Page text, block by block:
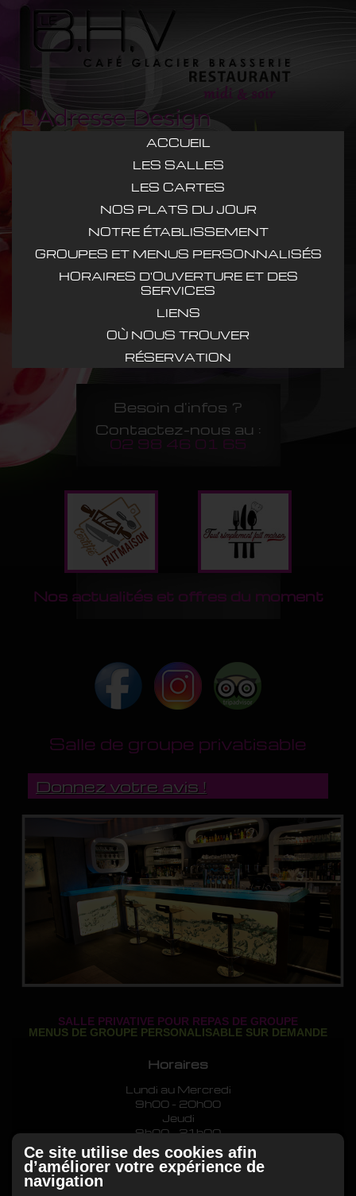
L'Adresse Design
ACCUEIL
LES SALLES
LES CARTES
NOS PLATS DU JOUR
NOTRE ÉTABLISSEMENT
GROUPES ET MENUS PERSONNALISÉS
HORAIRES D'OUVERTURE ET DES
SERVICES
LIENS
OÙ NOUS TROUVER
RÉSERVATION
Besoin d'infos ?
Contactez-nous au :
02 98 46 01 65
Nos actualités et offres du moment
Salle de groupe privatisable
Donnez votre avis !
SALLE PRIVATIVE POUR REPAS DE GROUPE
MENUS DE GROUPE PERSONALISABLE SUR DEMANDE
Horaires
Lundi au Mercredi
9h00 - 20h00
Jeudi
9h00 - 21h00
Vendredi
9h00 - 22h00
Samedi
Ce site utilise des cookies afin
d’améliorer votre expérience de
navigation